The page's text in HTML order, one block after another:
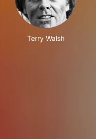
Terry Walsh